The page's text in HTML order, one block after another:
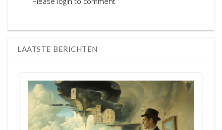
LAATSTE BERICHTEN